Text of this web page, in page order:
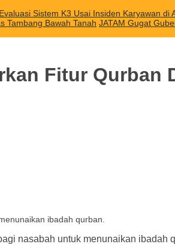
Sistem K3 Usai Insiden Karyawan di
Tambang Bawah Tanah JATAM Gugat
Fitur Qurban
ibadah qurban.
nasabah untuk menunaikan ibadah